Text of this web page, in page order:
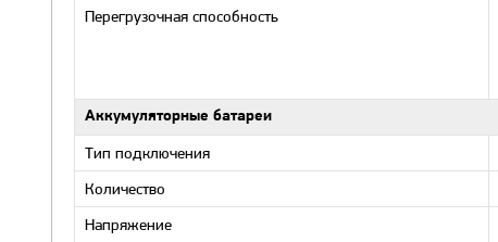
Перегрузочная способность
Аккумуляторные батареи
Тип подключения
Количество
Напряжение